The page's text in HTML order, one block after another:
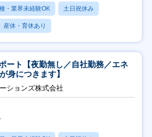
・業界未経験OK 土日祝休み
産休・育休あり
ート【夜勤無し／自社勤務／エネ
身につきます】
ションズ株式会社